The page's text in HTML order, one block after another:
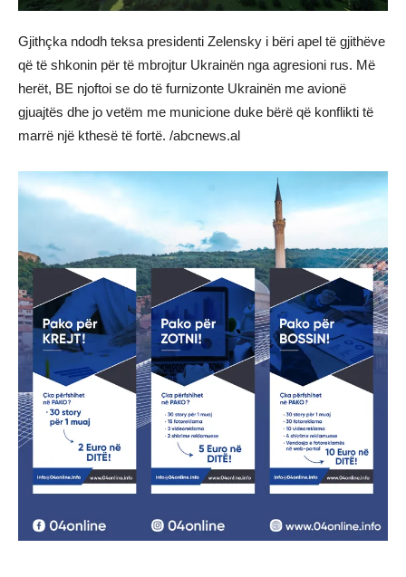
Gjithçka ndodh teksa presidenti Zelensky i bëri apel të gjithëve
që të shkonin për të mbrojtur Ukrainën nga agresioni rus. Më
herët, BE njoftoi se do të furnizonte Ukrainën me avionë
gjuajtës dhe jo vetëm me municione duke bërë që konflikti të
marrë një kthesë të fortë. /abcnews.al